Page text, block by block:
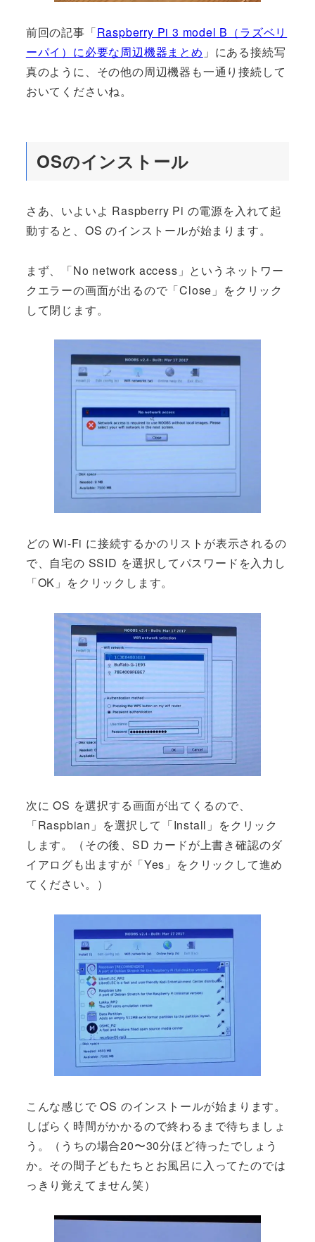
前回の記事「Raspberry Pi 3 model B（ラズベリ
ーパイ）に必要な周辺機器まとめ 」にある接続写
真のように、その他の周辺機器も一通り接続して
おいてくださいね。
OSのインストール
さあ、いよいよ Raspberry Pi の電源を入れて起
動すると、OS のインストールが始まります。
まず、「No network access」というネットワー
クエラーの画面が出るので「Close」をクリック
して閉じます。
どの Wi-Fi に接続するかのリストが表示されるの
で、自宅の SSID を選択してパスワードを入力し
「OK」をクリックします。
次に OS を選択する画面が出てくるので、
「Raspbian」を選択して「Install」をクリック
します。（その後、SD カードが上書き確認のダ
イアログも出ますが「Yes」をクリックして進め
てください。）
こんな感じで OS のインストールが始まります。
しばらく時間がかかるので終わるまで待ちましょ
う。（うちの場合20〜30分ほど待ったでしょう
か。その間子どもたちとお風呂に入ってたのでは
っきり覚えてません笑）